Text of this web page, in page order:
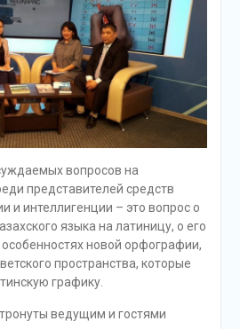
вопросов на
представителей средств
и интеллигенции – это вопрос о
языка на латиницу, о его
новой орфографии,
пространства, которые
графику.
ведущим и гостями